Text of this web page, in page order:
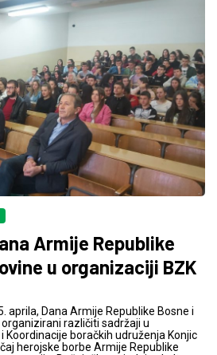
Armije Republike
u organizaciji BZK
aprila, Dana Armije Republike Bosne i
organizirani različiti sadržaji u
Koordinacije boračkih udruženja Konjic
herojske borbe Armije Republike